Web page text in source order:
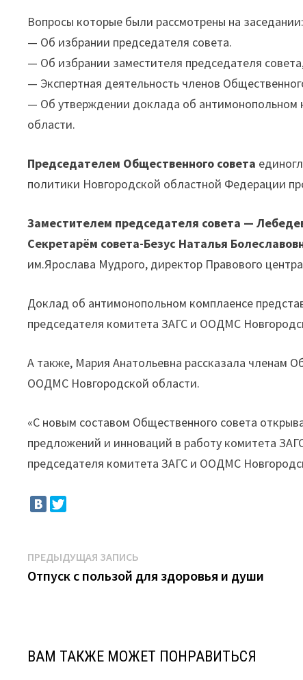
Вопросы которые были рассмотрены на заседании:
— Об избрании председателя совета.
— Об избрании заместителя председателя
— Экспертная деятельность членов
— Об утверждении доклада об
области.
Председателем Общественного совета
политики Новгородской областной Федерации
Заместителем председателя совета —
Секретарём совета-Безус Наталья
им.Ярослава Мудрого, директор Правового
Доклад об антимонопольном комплаенсе
председателя комитета ЗАГС и ООДМС
А также, Мария Анатольевна рассказала членам
ООДМС Новгородской области.
«С новым составом Общественного совета
предложений и инноваций в работу комитета
председателя комитета ЗАГС и ООДМС
Навигация
по
ПРЕДЫДУЩАЯ ЗАПИСЬ
запись:
Отпуск с пользой для здоровья и души
ВАМ ТАКЖЕ МОЖЕТ ПОНРАВИТЬСЯ